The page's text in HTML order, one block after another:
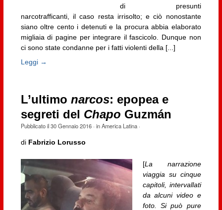
di presunti
narcotrafficanti, il caso resta irrisolto; e ciò nonostante
siano oltre cento i detenuti e la procura abbia elaborato
migliaia di pagine per integrare il fascicolo. Dunque non
ci sono state condanne per i fatti violenti della [...]
Leggi →
L’ultimo narcos: epopea e
segreti del Chapo Guzmán
Pubblicato il30 Gennaio 2016· inAmerica Latina·
di Fabrizio Lorusso
[La narrazione
viaggia su cinque
capitoli, intervallati
da alcuni video e
foto. Si può pure